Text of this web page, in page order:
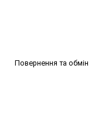
Повернення та обмін